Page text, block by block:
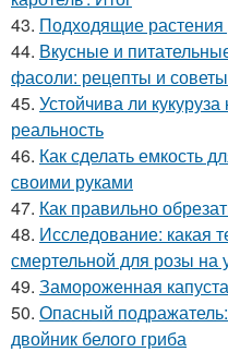
43. Подходящие растения
44. Вкусные и
фасоли: рецепты и советы
45. Устойчива ли
реальность
46. Как сделать емкость
своими руками
47. Как правильно
48. Исследование: какая
смертельной для розы на
49. Замороженная
50. Опасный
двойник белого гриба